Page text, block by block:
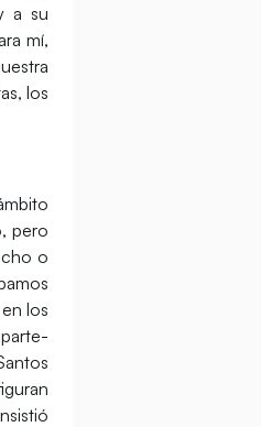
a su
mí,
los
pero
o
los